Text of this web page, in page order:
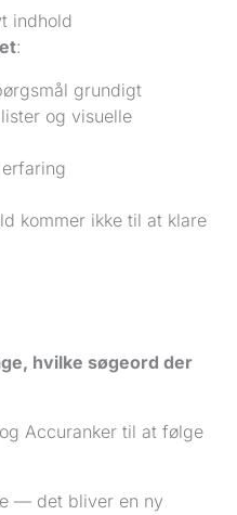
indhold
:
grundigt
og visuelle
kommer ikke til at klare
hvilke søgeord der
Accuranker til at følge
— det bliver en ny